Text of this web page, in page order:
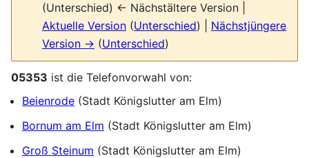
(Unterschied) ← Nächstältere Version |
Aktuelle Version (Unterschied) | Nächstjüngere
Version → (Unterschied)
05353 ist die Telefonvorwahl von:
Beienrode (Stadt Königslutter am Elm)
Bornum am Elm (Stadt Königslutter am Elm)
Groß Steinum (Stadt Königslutter am Elm)